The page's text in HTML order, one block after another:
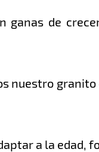
ganas de
nuestro
a la edad,